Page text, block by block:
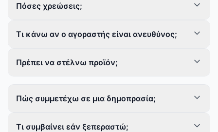
Πόσες χρεώσεις;
Τι κάνω αν ο αγοραστής είναι ανευθύνος;
Πρέπει να στέλνω προϊόν;
Πώς συμμετέχω σε μια δημοπρασία;
Τι συμβαίνει εάν ξεπεραστώ;